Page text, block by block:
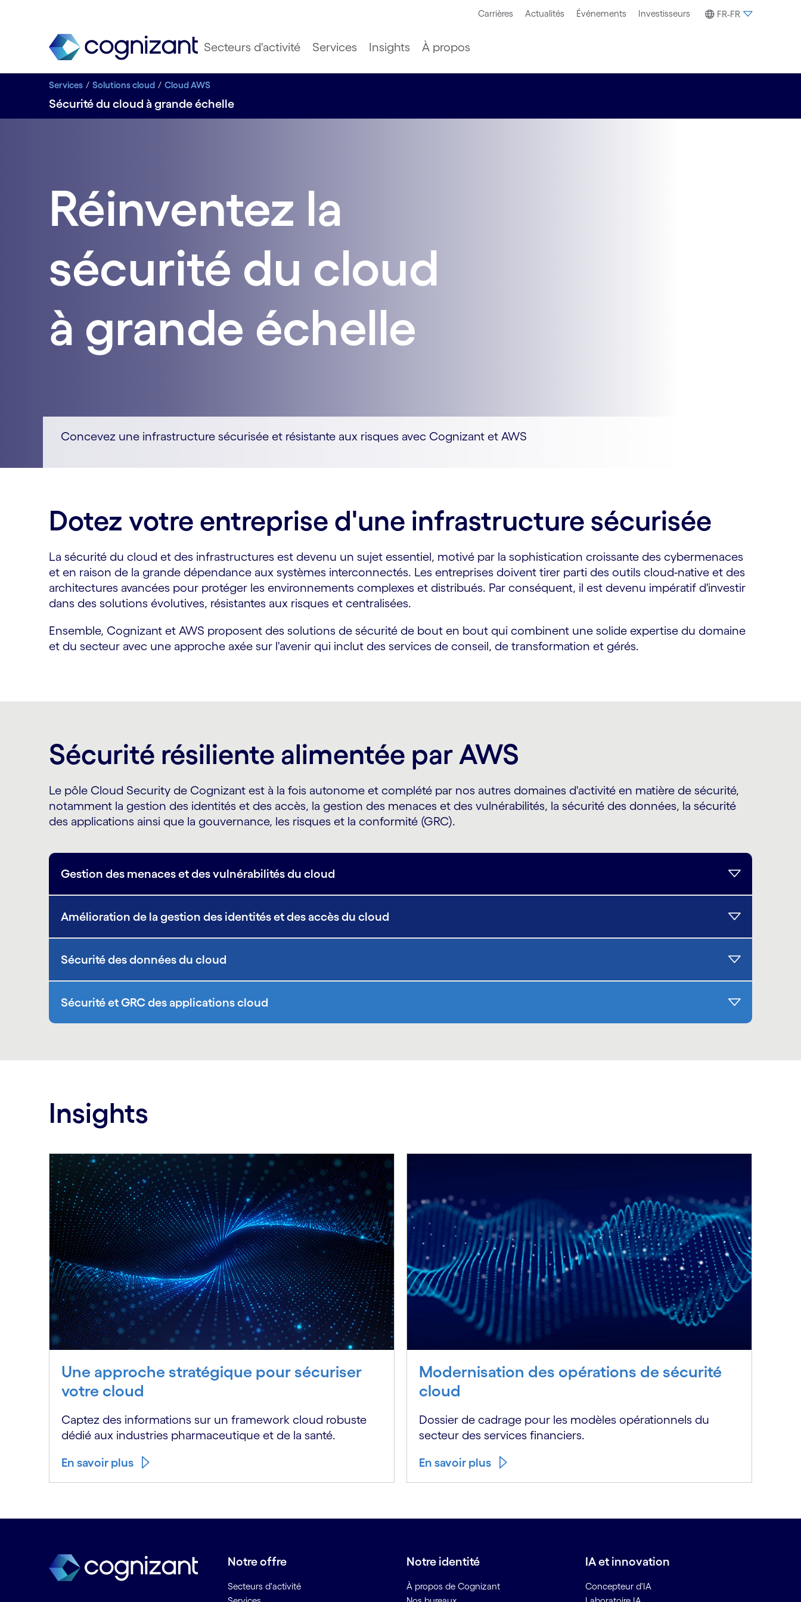
Carrières Actualités Événements Investisseurs FR-FR
Secteurs d'activité Services Insights À propos
Services Solutions cloud Cloud AWS
Sécurité du cloud à grande échelle
Réinventez la
sécurité du cloud
à grande échelle
Concevez une infrastructure sécurisée et résistante aux risques avec Cognizant et AWS
Dotez votre entreprise d'une infrastructure sécurisée
La sécurité du cloud et des infrastructures est devenu un sujet essentiel, motivé par la sophistication croissante des cybermenaces
et en raison de la grande dépendance aux systèmes interconnectés. Les entreprises doivent tirer parti des outils cloud-native et des
architectures avancées pour protéger les environnements complexes et distribués. Par conséquent, il est devenu impératif d'investir
dans des solutions évolutives, résistantes aux risques et centralisées.
Ensemble, Cognizant et AWS proposent des solutions de sécurité de bout en bout qui combinent une solide expertise du domaine
et du secteur avec une approche axée sur l'avenir qui inclut des services de conseil, de transformation et gérés.
Sécurité résiliente alimentée par AWS
Le pôle Cloud Security de Cognizant est à la fois autonome et complété par nos autres domaines d'activité en matière de sécurité,
notamment la gestion des identités et des accès, la gestion des menaces et des vulnérabilités, la sécurité des données, la sécurité
des applications ainsi que la gouvernance, les risques et la conformité (GRC).
Gestion des menaces et des vulnérabilités du cloud
Amélioration de la gestion des identités et des accès du cloud
Sécurité des données du cloud
Sécurité et GRC des applications cloud
Insights
Une approche stratégique pour sécuriser
votre cloud
Captez des informations sur un framework cloud robuste
dédié aux industries pharmaceutique et de la santé.
En savoir plus
Modernisation des opérations de sécurité
cloud
Dossier de cadrage pour les modèles opérationnels du
secteur des services financiers.
En savoir plus
Notre offre
Secteurs d'activité
Notre identité
À propos de Cognizant
IA et innovation
Concepteur d'IA